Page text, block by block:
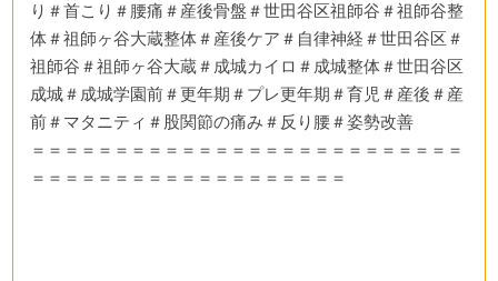
り＃首こり＃腰痛＃産後骨盤＃世田谷区祖師谷＃祖師谷整
体＃祖師ヶ谷大蔵整体＃産後ケア＃自律神経＃世田谷区＃
祖師谷＃祖師ヶ谷大蔵＃成城カイロ＃成城整体＃世田谷区
成城＃成城学園前＃更年期＃プレ更年期＃育児＃産後＃産
前＃マタニティ＃股関節の痛み＃反り腰＃姿勢改善
＝＝＝＝＝＝＝＝＝＝＝＝＝＝＝＝＝＝＝＝＝＝＝＝＝＝
＝＝＝＝＝＝＝＝＝＝＝＝＝＝＝＝＝＝＝